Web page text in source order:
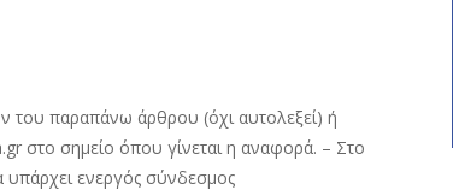
του παραπάνω άρθρου (όχι αυτολεξεί) ή
στο σημείο όπου γίνεται η αναφορά. – Στο
ενεργός σύνδεσμος